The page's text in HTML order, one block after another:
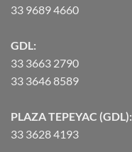
33 9689 4660
GDL:
33 3663 2790
33 3646 8589
PLAZA TEPEYAC (GDL):
33 3628 4193